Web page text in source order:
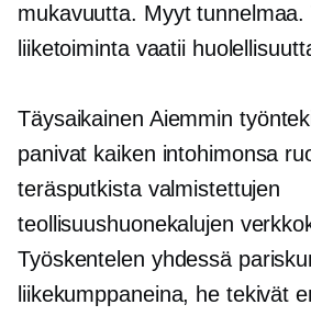
mukavuutta. Myyt tunnelmaa.
liiketoiminta vaatii
Täysaikainen Aiemmin
panivat kaiken intohimonsa
teräsputkista valmistettujen
teollisuushuonekalujen
Työskentelen yhdessä
liikekumppaneina, he tekivät